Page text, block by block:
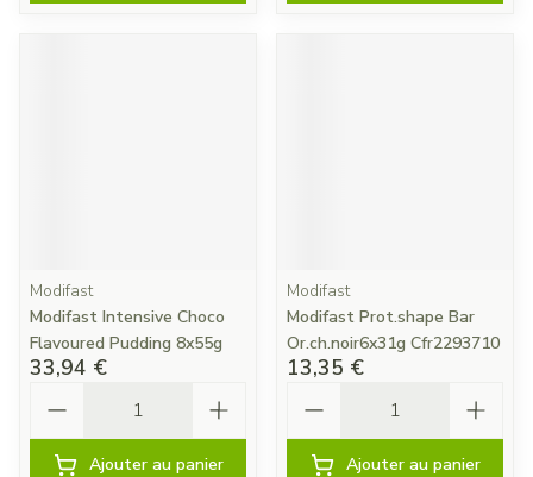
Modifast
Modifast Intensive Choco
Flavoured Pudding 8x55g
33,94 €
Ajouter au panier
Modifast
Modifast Prot.shape Bar
Or.ch.noir6x31g Cfr2293710
13,35 €
Ajouter au panier